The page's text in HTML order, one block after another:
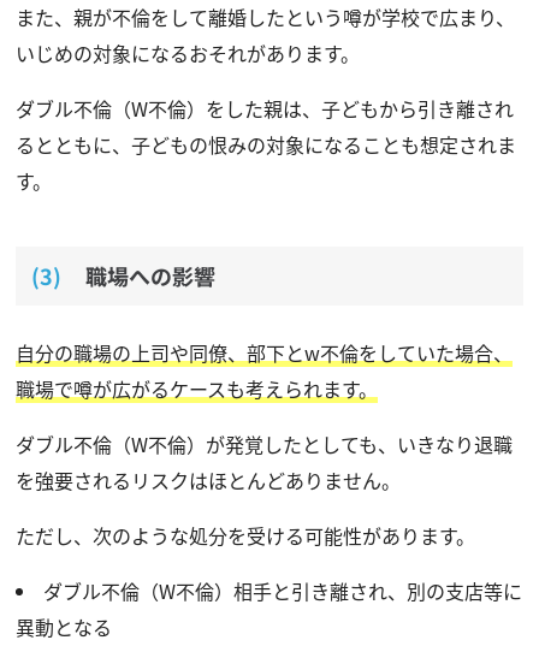
また、親が不倫をして離婚したという噂が学校で広まり、
いじめの対象になるおそれがあります。
ダブル不倫（W不倫）をした親は、子どもから引き離され
るとともに、子どもの恨みの対象になることも想定されま
す。
職場への影響
自分の職場の上司や同僚、部下とw不倫をしていた場合、
職場で噂が広がるケースも考えられます。
ダブル不倫（W不倫）が発覚したとしても、いきなり退職
を強要されるリスクはほとんどありません。
ただし、次のような処分を受ける可能性があります。
ダブル不倫（W不倫）相手と引き離され、別の支店等に
異動となる